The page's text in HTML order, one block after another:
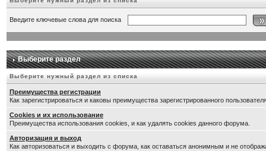
Введите ключевые слова для поиска
Выберите раздел
Выберите нужный раздел из списка
Преимущества регистрации
Как зарегистрироваться и каковы преимущества зарегистрированного
Cookies и их использование
Преимущества использования cookies, и как удалять cookies данного форума.
Авторизация и выход
Как авторизоваться и выходить с форума, как оставаться анонимным и не